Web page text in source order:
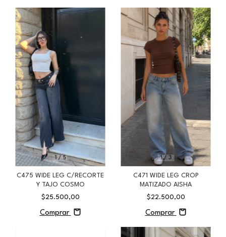
1/5
C475 WIDE LEG C/RECORTE
Y TAJO COSMO
$25.500,00
Comprar
1/ 3
C471 WIDE LEG CROP
MATIZADO AISHA
$22.500,00
Comprar